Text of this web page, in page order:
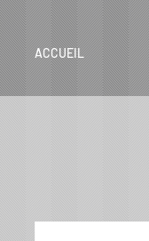
ACCUEIL